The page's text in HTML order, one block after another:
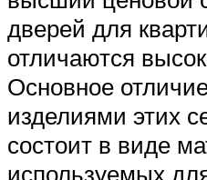
дверей для
отличаются
Основное
изделиями этих
состоит в виде
используемых